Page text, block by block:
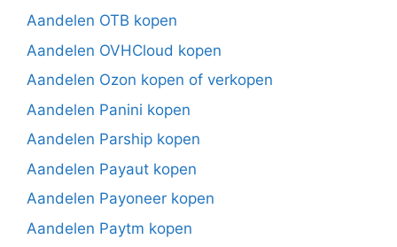
Aandelen OTB kopen
Aandelen OVHCloud kopen
Aandelen Ozon kopen of verkopen
Aandelen Panini kopen
Aandelen Parship kopen
Aandelen Payaut kopen
Aandelen Payoneer kopen
Aandelen Paytm kopen